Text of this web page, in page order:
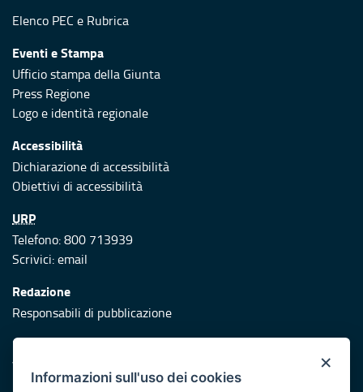
Elenco PEC e Rubrica
Eventi e Stampa
Ufficio stampa della Giunta
Press Regione
Logo e identità regionale
Accessibilità
Dichiarazione di accessibilità
Obiettivi di accessibilità
URP
Telefono: 800 713939
Scrivici:email
Redazione
Responsabili di pubblicazione
Protezione civile
Vai al sito di Protezione Civile Puglia
×
Informazioni sull'uso dei cookies